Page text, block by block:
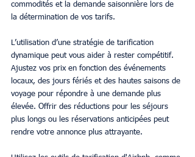
commodités et la demande saisonnière lors de
la détermination de vos tarifs.
L’utilisation d’une stratégie de tarification
dynamique peut vous aider à rester compétitif.
Ajustez vos prix en fonction des événements
locaux, des jours fériés et des hautes saisons de
voyage pour répondre à une demande plus
élevée. Offrir des réductions pour les séjours
plus longs ou les réservations anticipées peut
rendre votre annonce plus attrayante.